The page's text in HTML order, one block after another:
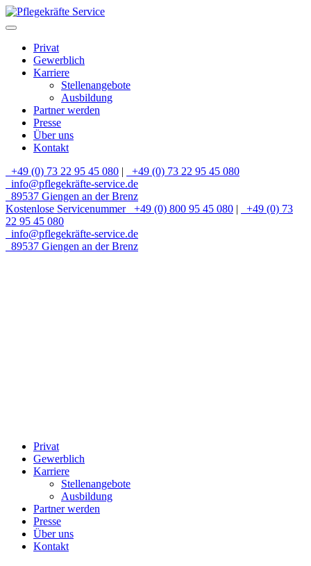
Privat
Gewerblich
Karriere
Stellenangebote
Ausbildung
Partner werden
Presse
Über uns
Kontakt
+49 (0) 73 22 95 45 080 |
+49 (0) 73 22 95 45 080
info@pflegekräfte-service.de
89537 Giengen an der Brenz
Kostenlose Servicenummer
+49 (0) 800 95 45 080 |
+49 (0) 73
22 95 45 080
info@pflegekräfte-service.de
89537 Giengen an der Brenz
Privat
Gewerblich
Karriere
Stellenangebote
Ausbildung
Partner werden
Presse
Über uns
Kontakt